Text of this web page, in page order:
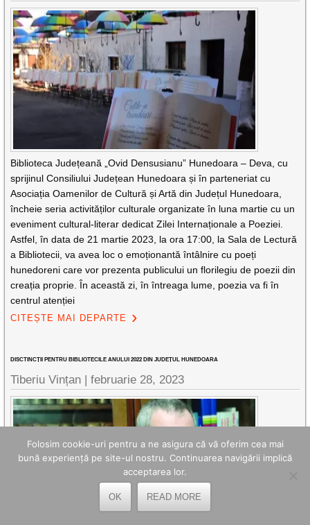
Biblioteca Județeană „Ovid Densusianu” Hunedoara – Deva, cu
sprijinul Consiliului Județean Hunedoara și în parteneriat cu
Asociația Oamenilor de Cultură și Artă din Județul Hunedoara,
încheie seria activităților culturale organizate în luna martie cu un
eveniment cultural-literar dedicat Zilei Internaționale a Poeziei.
Astfel, în data de 21 martie 2023, la ora 17:00, la Sala de Lectură
a Bibliotecii, va avea loc o emoționantă întâlnire cu poeți
hunedoreni care vor prezenta publicului un florilegiu de poezii din
creația proprie. În această zi, în întreaga lume, poezia va fi în
centrul atenției
CITEȘTE MAI DEPARTE
DISCTINCȚII PENTRU BIBLIOTECILE ANULUI 2022 DIN JUDEȚUL HUNEDOARA
Tiberiu Vințan |februarie 28, 2023
Folosim cookie-uri pentru a ne asigura că vă oferim cea mai
bună experiență pe site-ul nostru. Continuarea navigării implică
acceptarea lor.
OK READ MORE